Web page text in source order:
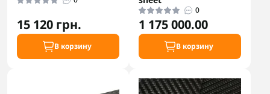
15 120 грн.
В корзину
0
1 175 000.00
В корзину